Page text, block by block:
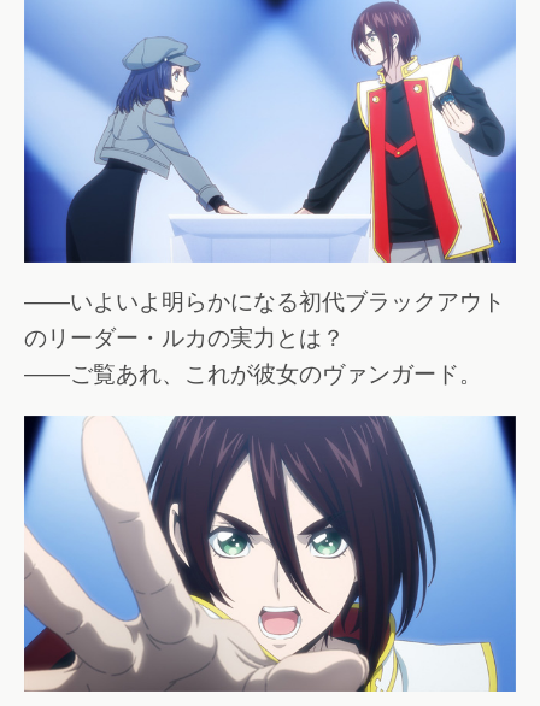
――いよいよ明らかになる初代ブラックアウト
のリーダー・ルカの実力とは？
――ご覧あれ、これが彼女のヴァンガード。